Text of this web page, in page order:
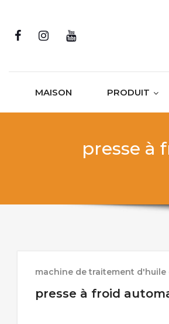
MAISON PRODUIT
presse à
machine de traitement d'huile
presse à froid